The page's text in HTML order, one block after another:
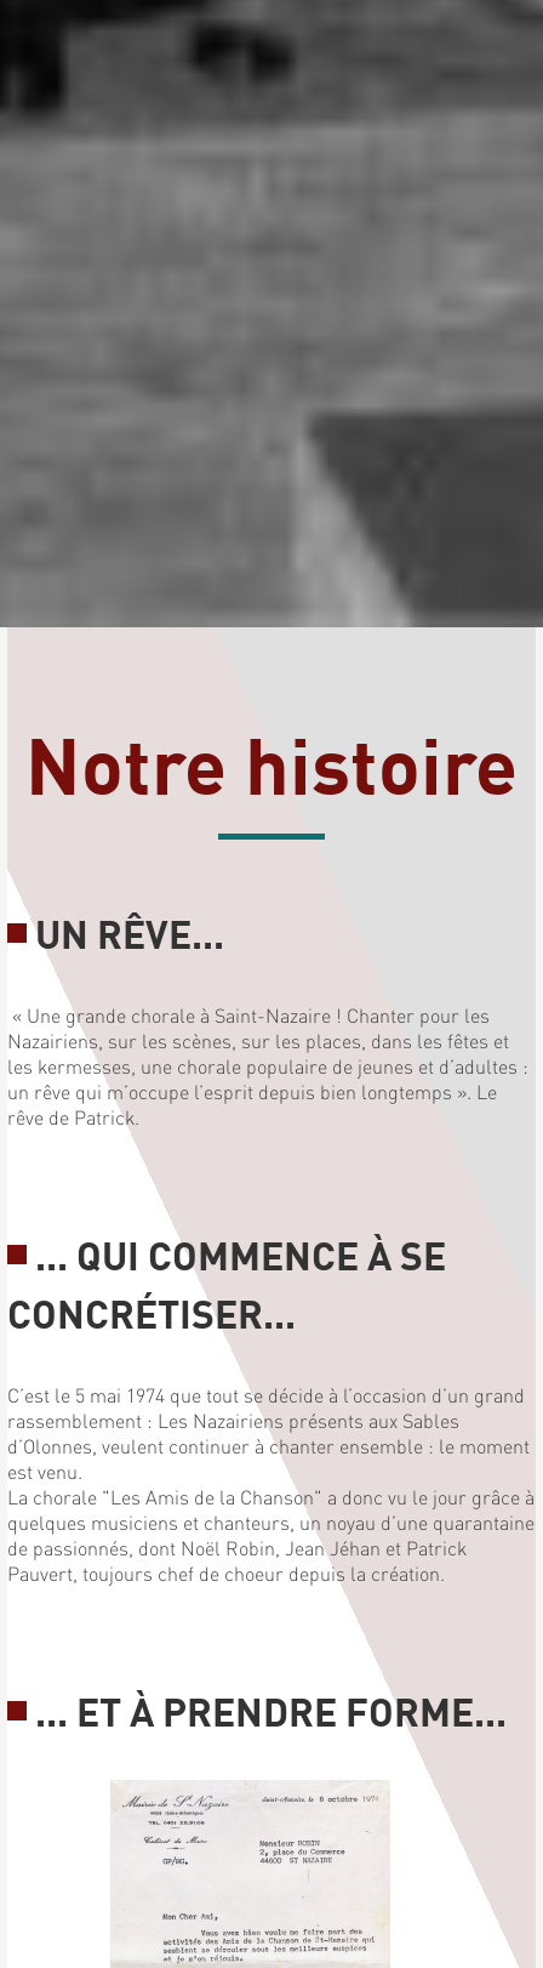
Notre histoire
UN RÊVE...
« Une grande chorale à Saint-Nazaire ! Chanter pour les
Nazairiens, sur les scènes, sur les places, dans les fêtes et
les kermesses, une chorale populaire de jeunes et d’adultes :
un rêve qui m’occupe l’esprit depuis bien longtemps ». Le
rêve de Patrick.
... QUI COMMENCE À SE
CONCRÉTISER...
C’est le 5 mai 1974 que tout se décide à l’occasion d’un grand
rassemblement : Les Nazairiens présents aux Sables
d’Olonnes, veulent continuer à chanter ensemble : le moment
est venu.
La chorale "Les Amis de la Chanson" a donc vu le jour grâce à
quelques musiciens et chanteurs, un noyau d’une quarantaine
de passionnés, dont Noël Robin, Jean Jéhan et Patrick
Pauvert, toujours chef de choeur depuis la création.
... ET À PRENDRE FORME...